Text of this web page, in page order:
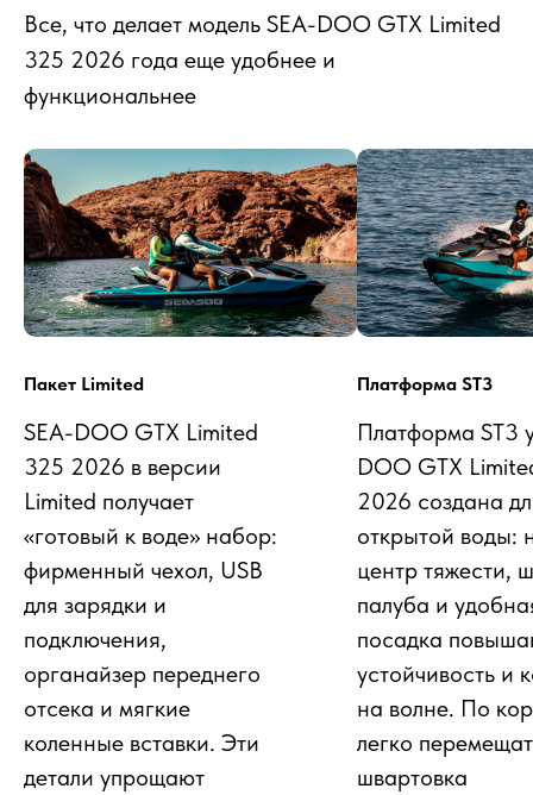
Все, что делает модель SEA-DOO GTX Limited
325 2026 года еще удобнее и
функциональнее
Пакет Limited
SEA-DOO GTX Limited
325 2026 в версии
Limited получает
«готовый к воде» набор:
фирменный чехол, USB
для зарядки и
подключения,
органайзер переднего
отсека и мягкие
коленные вставки. Эти
детали упрощают
Платформа ST3
Платформа ST3
DOO GTX
2026 создана
открытой воды:
центр тяжести,
палуба и
посадка
устойчивость и
на волне. По
легко
швартовка